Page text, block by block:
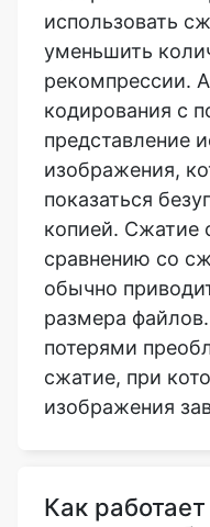
кодирования с
представление
изображения,
показаться
копией. Сжатие
сравнению со
обычно
размера
потерями
сжатие, при
изображения
Как
Нажмите